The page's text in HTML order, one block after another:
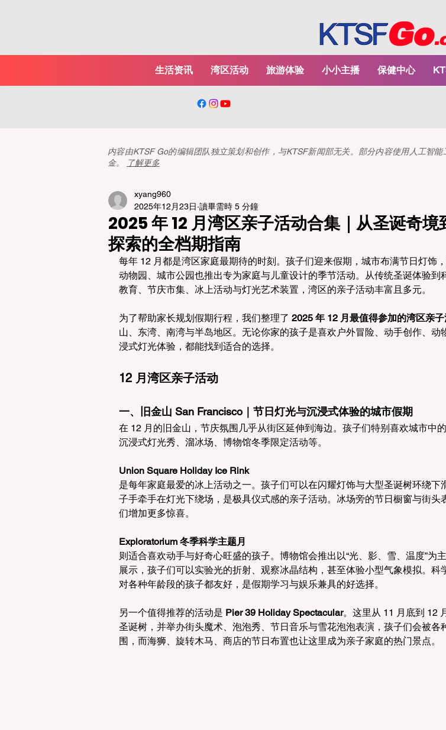
生活资讯 湾区活动 旅游体验 小小主播 保健中心
内容由KTSF Go的编辑团队独立策划和创作，与KTSF新闻部无关。部分内容使用人工智
金。
了解更多
2025 年 12 月湾区亲子活动合集｜从圣诞奇境
探索的全档期指南
xyang960
2025年12月23日 讀畢需時 5 分鐘
每年 12 月都是湾区家庭最期待的时刻。孩子们迎来假期，城市布满节日灯饰，
动物园、城市公园也推出专为家庭与儿童设计的季节活动。从传统圣诞体验到
教育、节庆市集、冰上活动与灯光艺术装置，湾区的亲子活动丰富且多元。
为了帮助家长规划假期行程，我们整理了 2025 年 12 月最值得参加的湾区亲
山、东湾、南湾与半岛地区。无论你家的孩子是喜欢户外冒险、动手创作、动
浸式灯光体验，都能找到适合的选择。
12 月湾区亲子活动
一、旧金山 San Francisco｜节日灯光与沉浸式体验的城市假期
在 12 月的旧金山，节庆氛围几乎从街区延伸到海边。孩子们特别喜欢城市中
沉浸式灯光秀、溜冰场、博物馆冬季限定活动等。
Union Square Holiday Ice Rink
是每年家庭最爱的冰上活动之一。孩子们可以在闪耀灯饰与大型圣诞树环绕下
子手牵手在灯光下绕场，是极具仪式感的亲子活动。冰场旁的节日橱窗与街头
们增加更多惊喜。
Exploratorium 冬季科学主题月
则适合喜欢动手与好奇心旺盛的孩子。博物馆会推出以“光、影、雪、温度”为
展示，孩子们可以实验光的折射、观察冰晶结构，甚至体验小型气象模拟。科
对各种年龄段的孩子都友好，是假期学习与娱乐兼具的好选择。
另一个值得推荐的活动是 Pier 39 Holiday Spectacular。这里从 11 月底到 12
圣诞树，并举办街头魔术、泡泡秀、节日音乐与雪花泡泡表演，孩子们会被各
围，而海狮、旋转木马、商店的节日布置也让这里成为亲子家庭的热门景点。